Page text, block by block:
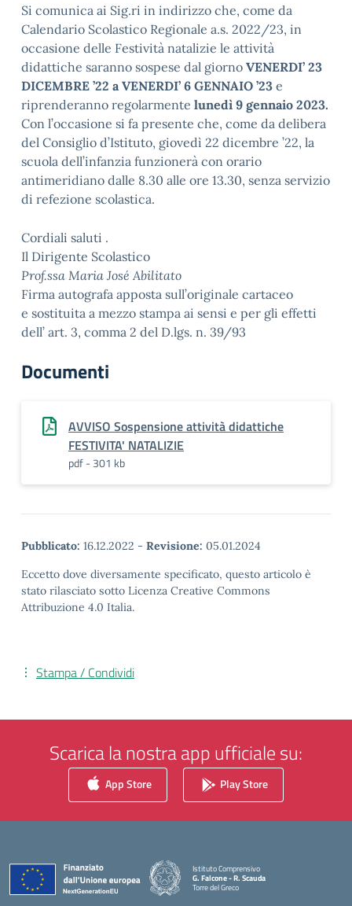
Si comunica ai Sig.ri in indirizzo che, come da
Calendario Scolastico Regionale a.s. 2022/23, in
occasione delle Festività natalizie le attività
didattiche saranno sospese dal giorno VENERDI’ 23
DICEMBRE ’22 a VENERDI’ 6 GENNAIO ’23 e
riprenderanno regolarmente lunedì 9 gennaio 2023.
Con l’occasione si fa presente che, come da delibera
del Consiglio d’Istituto, giovedì 22 dicembre ’22, la
scuola dell’infanzia funzionerà con orario
antimeridiano dalle 8.30 alle ore 13.30, senza servizio
di refezione scolastica.
Cordiali saluti .
Il Dirigente Scolastico
Prof.ssa Maria José Abilitato
Firma autografa apposta sull’originale cartaceo
e sostituita a mezzo stampa ai sensi e per gli effetti
dell’ art. 3, comma 2 del D.lgs. n. 39/93
Documenti
AVVISO Sospensione attività didattiche
FESTIVITA' NATALIZIE
pdf - 301 kb
Pubblicato: 16.12.2022 - Revisione: 05.01.2024
Eccetto dove diversamente specificato, questo articolo è
stato rilasciato sotto Licenza Creative Commons
Attribuzione 4.0 Italia.
Stampa / Condividi
Scarica la nostra app ufficiale su:
App Store Play Store
Istituto Comprensivo
G. Falcone - R. Scauda
Torre del Greco